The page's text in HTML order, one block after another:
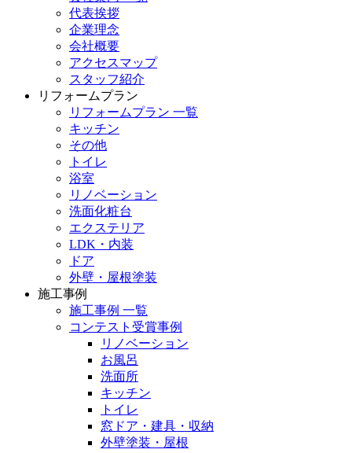
代表挨拶
企業理念
会社概要
アクセスマップ
スタッフ紹介
リフォームプラン
リフォームプラン 一覧
キッチン
その他
トイレ
浴室
リノベーション
洗面化粧台
エクステリア
LDK・内装
ドア
外壁・屋根塗装
施工事例
施工事例 一覧
コンテスト受賞事例
リノベーション
お風呂
洗面所
キッチン
トイレ
窓ドア・建具・収納
外壁塗装・屋根